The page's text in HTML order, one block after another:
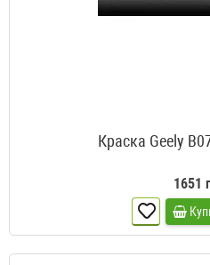
Краска Geely
1651